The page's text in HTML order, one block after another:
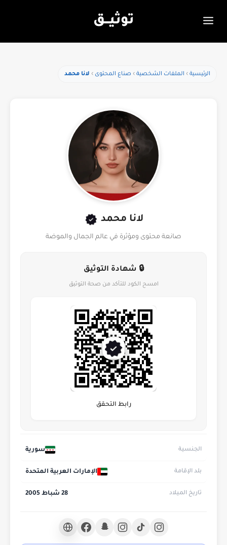
توثيـــق
الرئيسية الملفات الشخصية صناع المحتوى لانا محمد
لانا محمد
صانعة محتوى ومؤثرة في عالم الجمال والموضة
🔒 شهادة التوثيق
امسح الكود للتأكد من صحة التوثيق
رابط التحقق
الجنسية سورية
بلد الإقامة الإمارات العربية المتحدة
تاريخ الميلاد 28 شباط 2005